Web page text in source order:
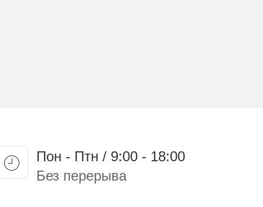
Пон - Птн / 9:00 - 18:00
Без перерыва